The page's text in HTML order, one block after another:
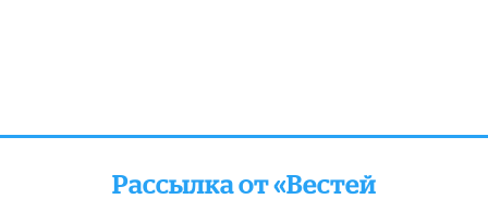
Рассылка от «Вестей